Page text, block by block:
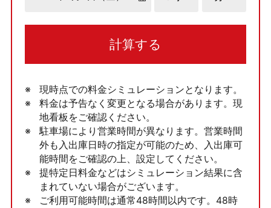
計算する
現時点での料金シミュレーションとなります。
料金は予告なく変更となる場合があります。現
地看板をご確認ください。
駐車場により営業時間が異なります。営業時間
外も入出庫日時の指定が可能のため、入出庫可
能時間をご確認の上、設定してください。
提特定日料金などはシミュレーション結果に含
まれていない場合がございます。
ご利用可能時間は通常48時間以内です。48時